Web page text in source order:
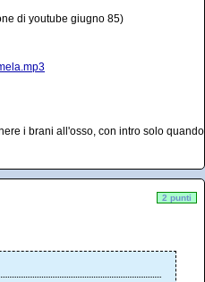
di youtube giugno 85)
i brani all'osso, con intro solo quando
2 punti